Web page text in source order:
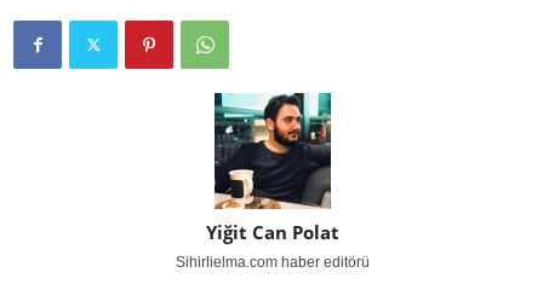
Yiğit Can Polat
Sihirlielma.com haber editörü